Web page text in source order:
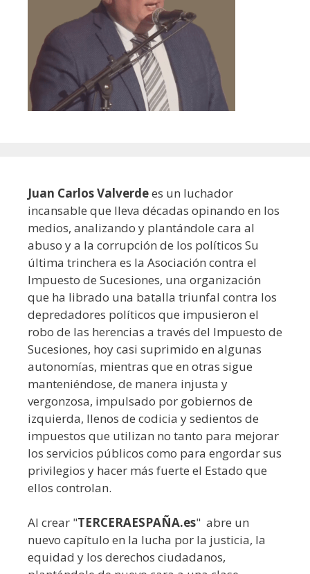
Juan Carlos Valverdees un luchador
incansable que lleva décadas opinando en los
medios, analizando y plantándole cara al
abuso y a la corrupción de los políticos Su
última trinchera es la Asociación contra el
Impuesto de Sucesiones, una organización
que ha librado una batalla triunfal contra los
depredadores políticos que impusieron el
robo de las herencias a través del Impuesto de
Sucesiones, hoy casi suprimido en algunas
autonomías, mientras que en otras sigue
manteniéndose, de manera injusta y
vergonzosa, impulsado por gobiernos de
izquierda, llenos de codicia y sedientos de
impuestos que utilizan no tanto para mejorar
los servicios públicos como para engordar sus
privilegios y hacer más fuerte el Estado que
ellos controlan.
Al crear "TERCERAESPAÑA.es" abre un
nuevo capítulo en la lucha por la justicia, la
equidad y los derechos ciudadanos,